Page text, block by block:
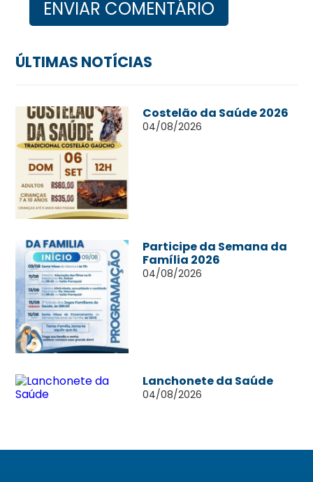
ÚLTIMAS NOTÍCIAS
Costelão da Saúde 2026
04/08/2026
Participe da Semana da
Família 2026
04/08/2026
Lanchonete da Saúde
04/08/2026